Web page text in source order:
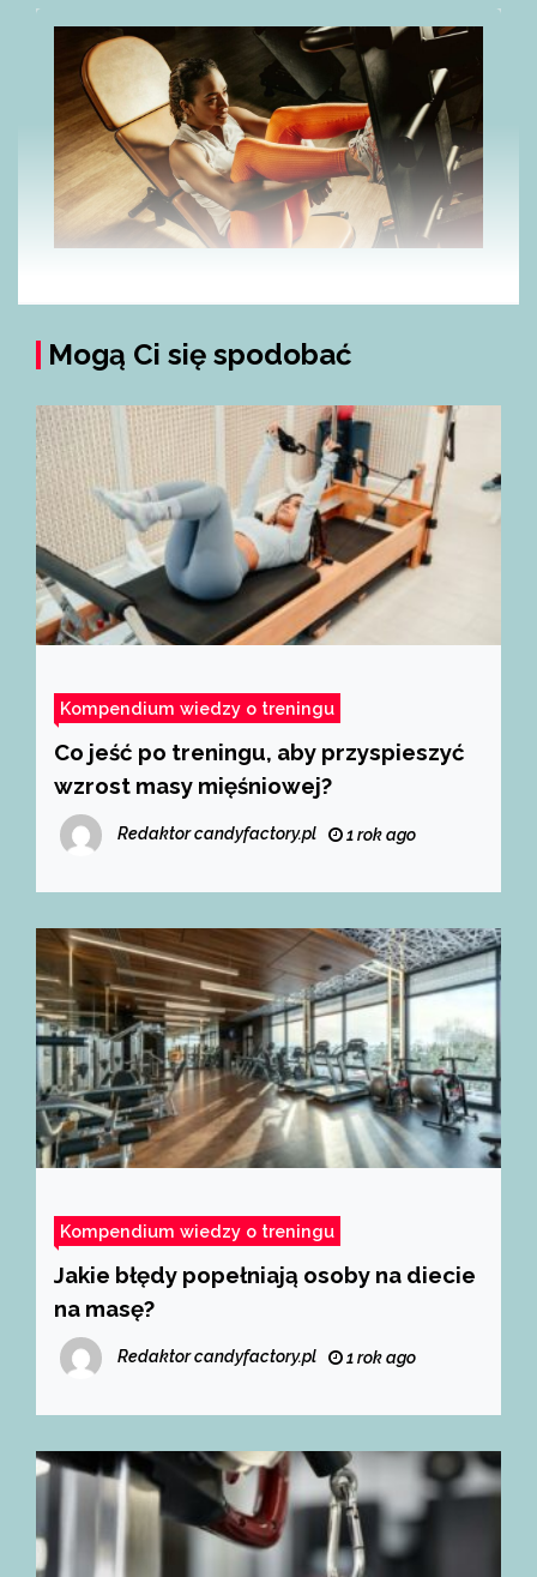
Mogą Ci się spodobać
Kompendium wiedzy o treningu
Co jeść po treningu, aby przyspieszyć
wzrost masy mięśniowej?
Redaktor candyfactory.pl 1 rok ago
Kompendium wiedzy o treningu
Jakie błędy popełniają osoby na diecie
na masę?
Redaktor candyfactory.pl 1 rok ago